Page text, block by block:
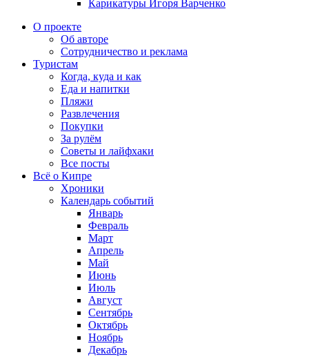
Карикатуры Игоря Варченко
О проекте
Об авторе
Сотрудничество и реклама
Туристам
Когда, куда и как
Еда и напитки
Пляжи
Развлечения
Покупки
За рулём
Советы и лайфхаки
Все посты
Всё о Кипре
Хроники
Календарь событий
Январь
Февраль
Март
Апрель
Май
Июнь
Июль
Август
Сентябрь
Октябрь
Ноябрь
Декабрь